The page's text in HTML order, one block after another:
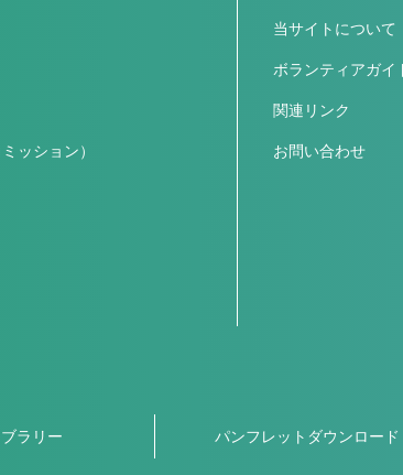
ッション）
当サイトについて
ボランティアガイ
関連リンク
お問い合わせ
ラリー パンフレットダウンロード